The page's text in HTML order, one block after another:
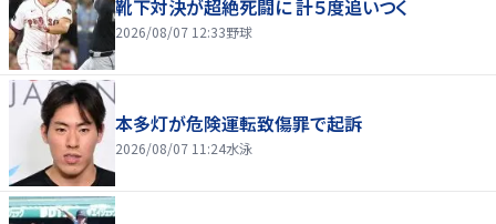
靴下対決が超絶死闘に 計５度追いつく
2026/08/07 12:33野球
本多灯が危険運転致傷罪で起訴
2026/08/07 11:24水泳